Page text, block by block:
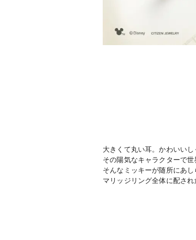
大きくて丸い耳。かわいいし
その陽気なキャラクターで世
そんなミッキーが随所にあし
マリッジリング全体に配さ